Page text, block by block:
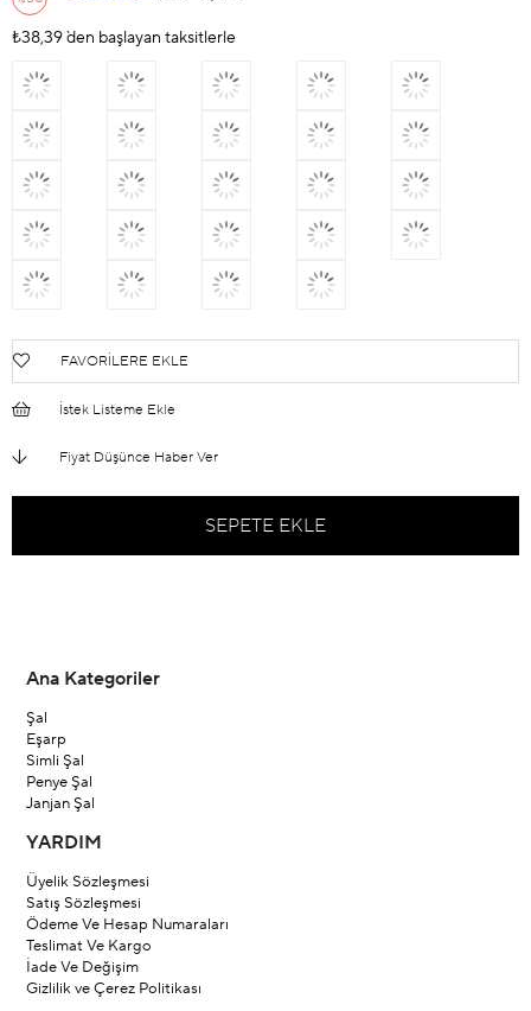
İndirim
₺38,39`den başlayan taksitlerle
FAVORILERE EKLE
İstek Listeme Ekle
Fiyat Düşünce Haber Ver
Ana Kategoriler
Şal
Eşarp
Simli Şal
Penye Şal
Janjan Şal
YARDIM
Üyelik Sözleşmesi
Satış Sözleşmesi
Ödeme Ve Hesap Numaraları
Teslimat Ve Kargo
İade Ve Değişim
Gizlilik ve Çerez Politikası